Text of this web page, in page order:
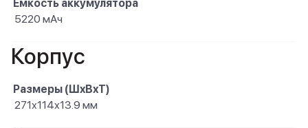
Ёмкость аккумулятора
5220 мАч
Корпус
Размеры (ШxВxТ)
271х114х13.9 мм